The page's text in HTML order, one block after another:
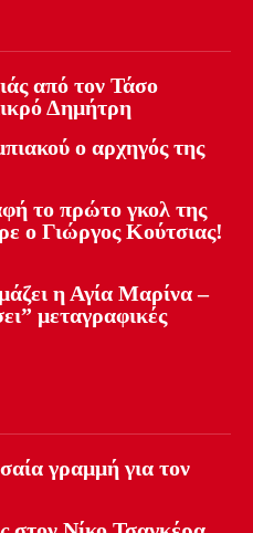
από τον Τάσο
Δημήτρη
ο αρχηγός της
το πρώτο γκολ της
ο Γιώργος Κούτσιας!
η Αγία Μαρίνα –
μεταγραφικές
γραμμή για τον